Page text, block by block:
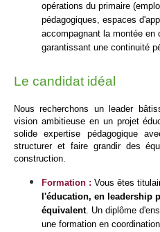
opérations du primaire
pédagogiques, espaces
accompagnant la montée en
garantissant une continuité
Le candidat idéal
Nous recherchons un leader
vision ambitieuse en un projet
solide expertise pédagogique
structurer et faire grandir des
construction.
Formation : Vous êtes
l'éducation, en leadership
équivalent. Un diplôme
une formation en